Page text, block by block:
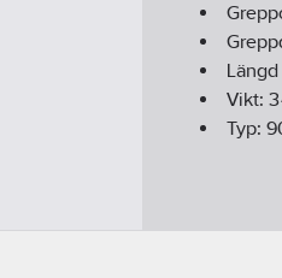
Vikt:
Typ: